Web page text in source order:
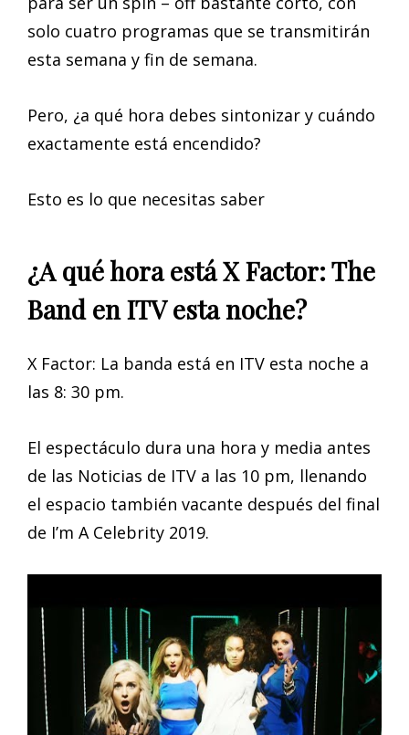
solo cuatro programas que se transmitirán
esta semana y fin de semana.
Pero, ¿a qué hora debes sintonizar y cuándo
exactamente está encendido?
Esto es lo que necesitas saber
¿A qué hora está X Factor: The
Band en ITV esta noche?
X Factor: La banda está en ITV esta noche a
las 8: 30 pm.
El espectáculo dura una hora y media antes
de las Noticias de ITV a las 10 pm, llenando
el espacio también vacante después del final
de I’m A Celebrity 2019.